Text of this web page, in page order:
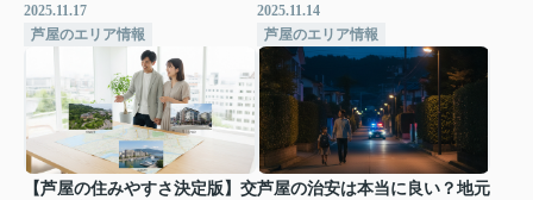
2025.11.17
芦屋のエリア情報
2025.11.14
芦屋のエリア情報
【芦屋の住みやすさ決定版】交芦屋の治安は本当に良い？地元